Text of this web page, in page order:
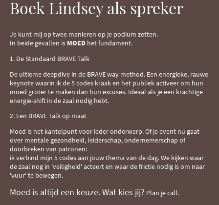
Boek Lindsey als spreker
Je kunt mij op twee manieren op je podium zetten.
In beide gevallen is MOED het fundament.
1. De Standaard BRAVE Talk
De ultieme deepdive in de BRAVE way method. Een energieke, rauwe
keynote waarin ik de 5 codes kraak en het publiek activeer om hun
moed groter te maken dan hun excuses. Ideaal als je een krachtige
energie-shift in de zaal nodig hebt.
2. Een BRAVE Talk op maat
Moed is het kantelpunt voor ieder onderwerp.Of je event nu gaat
over mentale gezondheid, leiderschap, ondernemerschap of
doorbreken van patronen:
ik verbind mijn 5 codes aan jouw thema van de dag.We kijken waar
de zaal nog in 'veiligheid' acteert en waar de frictie nodig is om naar
'vuur' te bewegen.
Moed is altijd een keuze.Wat kies jij? Plan je call.